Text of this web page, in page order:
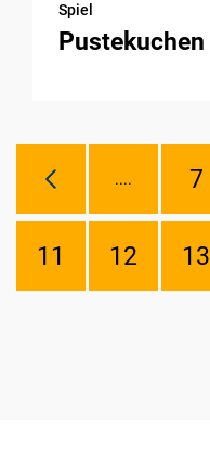
Spiel
Pustekuchen
.... 7
11 12 13